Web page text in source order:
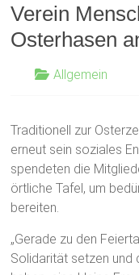
Verein
Osterhasen
Allgemein
Traditionell zur
erneut sein soziales
spendeten die
örtliche Tafel, um
bereiten.
„Gerade zu den
Solidarität setzen und